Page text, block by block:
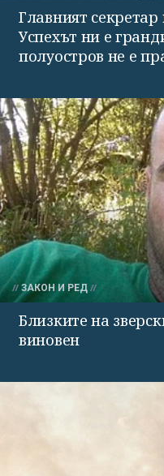
Главният
Успехът ни е
полуостров не е
ЗАКОН И РЕД
Близките на
виновен